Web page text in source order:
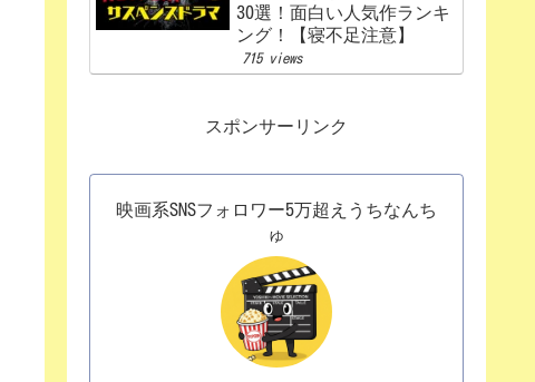
30選！面白い人気作ランキ
ング！【寝不足注意】
715 views
スポンサーリンク
映画系SNSフォロワー5万超えうちなんち
ゅ